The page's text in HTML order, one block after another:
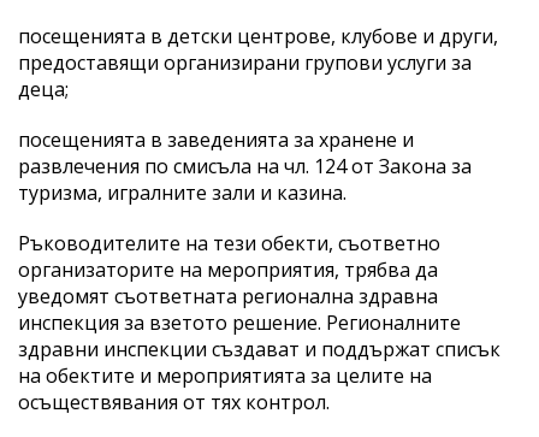
посещенията в детски центрове, клубове и други,
предоставящи организирани групови услуги за
деца;
посещенията в заведенията за хранене и
развлечения по смисъла на чл. 124 от Закона за
туризма, игралните зали и казина.
Ръководителите на тези обекти, съответно
организаторите на мероприятия, трябва да
уведомят съответната регионална здравна
инспекция за взетото решение. Регионалните
здравни инспекции създават и поддържат списък
на обектите и мероприятията за целите на
осъществявания от тях контрол.